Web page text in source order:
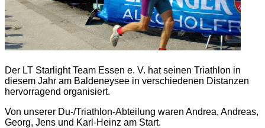
Der LT Starlight Team Essen e. V. hat seinen Triathlon in
diesem Jahr am Baldeneysee in verschiedenen Distanzen
hervorragend organisiert.
Von unserer Du-/Triathlon-Abteilung waren Andrea, Andreas,
Georg, Jens und Karl-Heinz am Start.